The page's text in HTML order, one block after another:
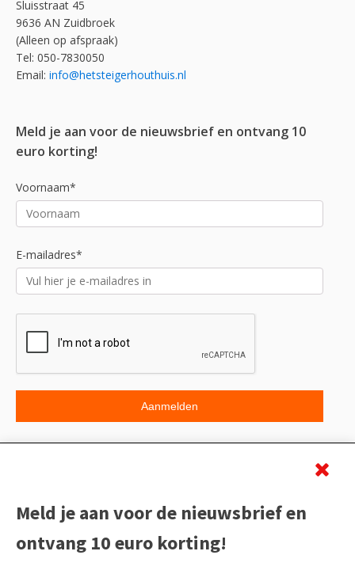
Sluisstraat 45
9636 AN Zuidbroek
(Alleen op afspraak)
Tel: 050-7830050
Email: info@hetsteigerhouthuis.nl
Meld je aan voor de nieuwsbrief en ontvang 10
euro korting!
Voornaam*
E-mailadres*
Meld je aan voor de nieuwsbrief en
ontvang 10 euro korting!